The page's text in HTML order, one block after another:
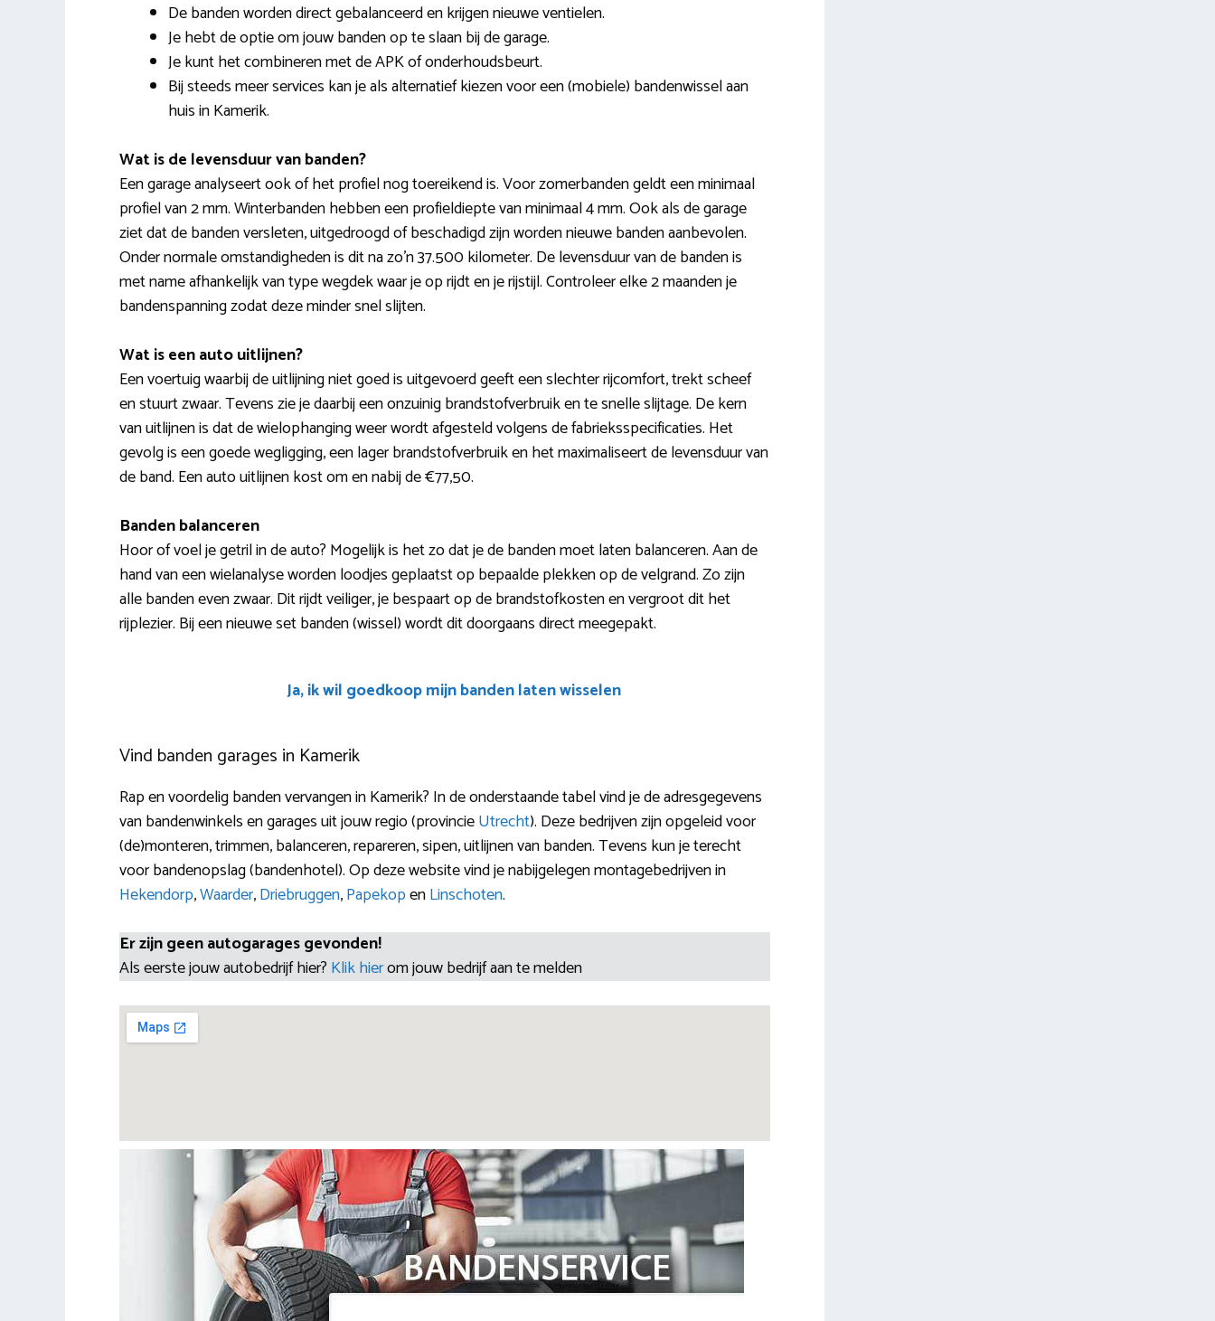
De banden worden direct gebalanceerd en krijgen nieuwe ventielen.
Je hebt de optie om jouw banden op te slaan bij de garage.
Je kunt het combineren met de APK of onderhoudsbeurt.
Bij steeds meer services kan je als alternatief kiezen voor een (mobiele) bandenwissel aan
huis in Kamerik.
Wat is de levensduur van banden?
Een garage analyseert ook of het profiel nog toereikend is. Voor zomerbanden geldt een minimaal
profiel van 2 mm. Winterbanden hebben een profieldiepte van minimaal 4 mm. Ook als de garage
ziet dat de banden versleten, uitgedroogd of beschadigd zijn worden nieuwe banden aanbevolen.
Onder normale omstandigheden is dit na zo’n 37.500 kilometer. De levensduur van de banden is
met name afhankelijk van type wegdek waar je op rijdt en je rijstijl. Controleer elke 2 maanden je
bandenspanning zodat deze minder snel slijten.
Wat is een auto uitlijnen?
Een voertuig waarbij de uitlijning niet goed is uitgevoerd geeft een slechter rijcomfort, trekt scheef
en stuurt zwaar. Tevens zie je daarbij een onzuinig brandstofverbruik en te snelle slijtage. De kern
van uitlijnen is dat de wielophanging weer wordt afgesteld volgens de fabrieksspecificaties. Het
gevolg is een goede wegligging, een lager brandstofverbruik en het maximaliseert de levensduur van
de band. Een auto uitlijnen kost om en nabij de €77,50.
Banden balanceren
Hoor of voel je getril in de auto? Mogelijk is het zo dat je de banden moet laten balanceren. Aan de
hand van een wielanalyse worden loodjes geplaatst op bepaalde plekken op de velgrand. Zo zijn
alle banden even zwaar. Dit rijdt veiliger, je bespaart op de brandstofkosten en vergroot dit het
rijplezier. Bij een nieuwe set banden (wissel) wordt dit doorgaans direct meegepakt.
Ja, ik wil goedkoop mijn banden laten wisselen
Vind banden garages in Kamerik
Rap en voordelig banden vervangen in Kamerik? In de onderstaande tabel vind je de adresgegevens
van bandenwinkels en garages uit jouw regio (provincieUtrecht). Deze bedrijven zijn opgeleid voor
(de)monteren, trimmen, balanceren, repareren, sipen, uitlijnen van banden. Tevens kun je terecht
voor bandenopslag (bandenhotel). Op deze website vind je nabijgelegen montagebedrijven in
Hekendorp,Waarder,Driebruggen,PapekopenLinschoten.
Er zijn geen autogarages gevonden!
Als eerste jouw autobedrijf hier? Klik hierom jouw bedrijf aan te melden